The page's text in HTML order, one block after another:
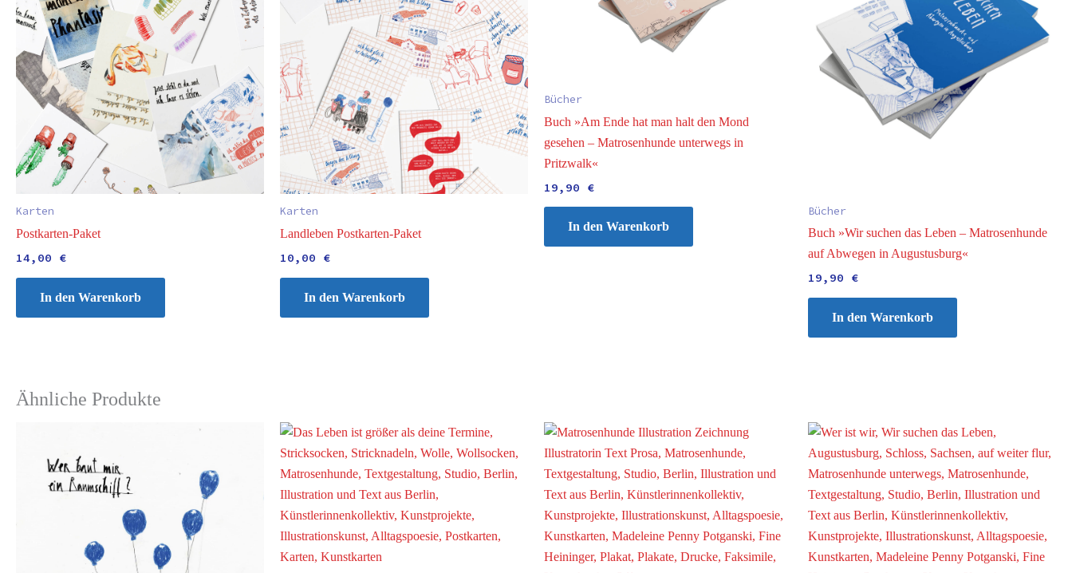
Karten
Postkarten-Paket
14,00 €
In den Warenkorb
Karten
Landleben Postkarten-Paket
10,00 €
In den Warenkorb
Bücher
Buch »Am Ende hat man halt den Mond
gesehen – Matrosenhunde unterwegs in
Pritzwalk«
19,90 €
In den Warenkorb
Bücher
Buch »Wir suchen das Leben – Matrosenhunde
auf Abwegen in Augustusburg«
19,90 €
In den Warenkorb
Ähnliche Produkte